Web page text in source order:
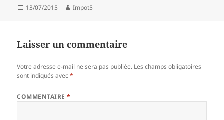
Publié
13/07/2015 Auteur
Impot5
Laisser un commentaire
Votre adresse e-mail ne sera pas publiée. Les champs obligatoires
sont indiqués avec*
COMMENTAIRE*